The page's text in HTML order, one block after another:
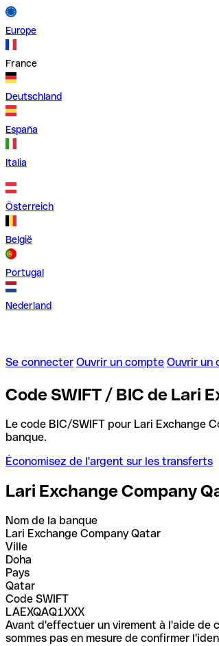
Europe
France
Deutschland
España
Italia
Österreich
België
Portugal
Nederland
Se connecter Ouvrir un compte Ouvrir un
Code SWIFT / BIC de Lari
Le code BIC/SWIFT pour Lari Exchange
banque.
Économisez de l'argent sur les transferts
Lari Exchange Company
Nom de la banque
Lari Exchange Company Qatar
Ville
Doha
Pays
Qatar
Code SWIFT
LAEXQAQ1XXX
Avant d'effectuer un virement à l'aide de
sommes pas en mesure de confirmer